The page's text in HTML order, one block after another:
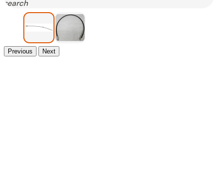
search
Previous Next